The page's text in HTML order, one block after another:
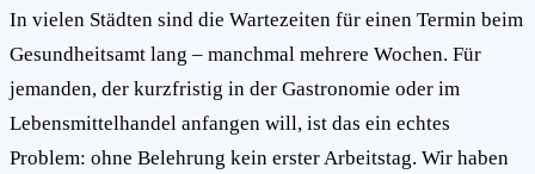
In vielen Städten sind die Wartezeiten für einen Termin beim
Gesundheitsamt lang – manchmal mehrere Wochen. Für
jemanden, der kurzfristig in der Gastronomie oder im
Lebensmittelhandel anfangen will, ist das ein echtes
Problem: ohne Belehrung kein erster Arbeitstag. Wir haben